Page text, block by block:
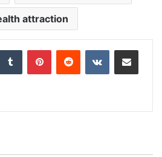
attraction
Tumblr PinterestReddit VKontakteShare via Email